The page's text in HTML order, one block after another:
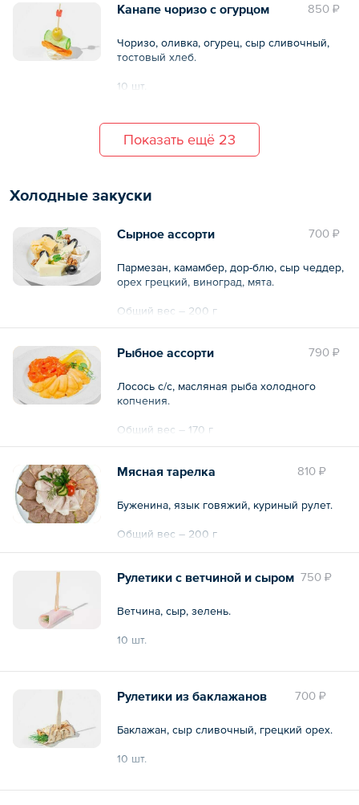
850 ₽
Канапе чоризо с огурцом
Чоризо, оливка, огурец, сыр сливочный,
тостовый хлеб.
10 шт.
Показать ещё 23
Холодные закуски
700 ₽
Сырное ассорти
Пармезан, камамбер, дор-блю, сыр чеддер,
орех грецкий, виноград, мята.
Общий вес – 200 г
790 ₽
Рыбное ассорти
Лосось с/с, масляная рыба холодного
копчения.
Общий вес – 170 г
810 ₽
Мясная тарелка
Буженина, язык говяжий, куриный рулет.
Общий вес – 200 г
750 ₽
Рулетики с ветчиной и сыром
Ветчина, сыр, зелень.
10 шт.
Общий вес – 200 г
700 ₽
Рулетики из баклажанов
Баклажан, сыр сливочный, грецкий орех.
10 шт.
Общий вес – 200 г